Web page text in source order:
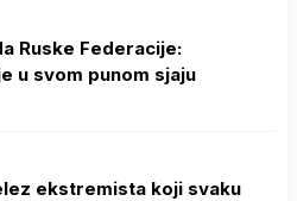
Ruske Federacije:
u svom punom sjaju
ekstremista koji svaku